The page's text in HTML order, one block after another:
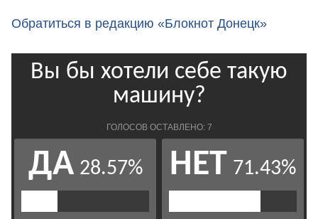
Обратиться в редакцию «Блокнот Донецк»